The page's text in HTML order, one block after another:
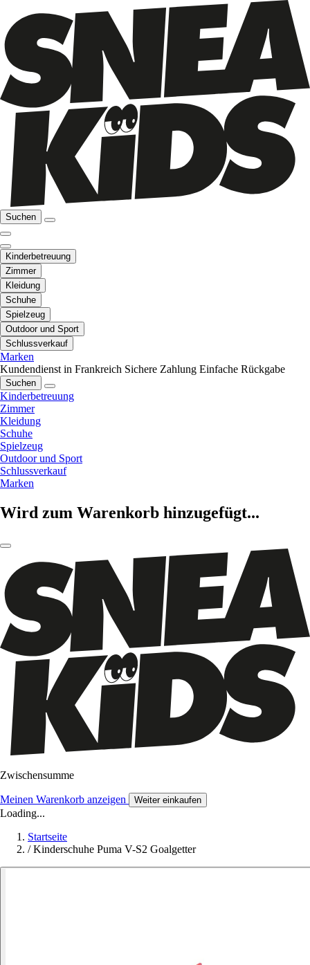
Suchen
Kinderbetreuung
Zimmer
Kleidung
Schuhe
Spielzeug
Outdoor und Sport
Schlussverkauf
Marken
Kundendienst in Frankreich Sichere Zahlung Einfache Rückgabe
Suchen
Kinderbetreuung
Zimmer
Kleidung
Schuhe
Spielzeug
Outdoor und Sport
Schlussverkauf
Marken
Wird zum Warenkorb hinzugefügt...
Zwischensumme
Meinen Warenkorb anzeigen Weiter einkaufen
Loading...
Startseite
/ Kinderschuhe Puma V-S2 Goalgetter